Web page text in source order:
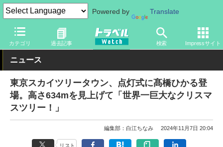
Powered by Translate
カテゴリ 過去記事 検索 Impressサイト
トラベル Watch 旅の情報 観光地 観光スポット
ニュース
東京スカイツリータウン、点灯式に髙橋ひかる登
場。高さ634mを見上げて「世界一巨大なクリスマ
スツリー！」
編集部：白江ちなみ 2024年11月7日 20:04
リスト